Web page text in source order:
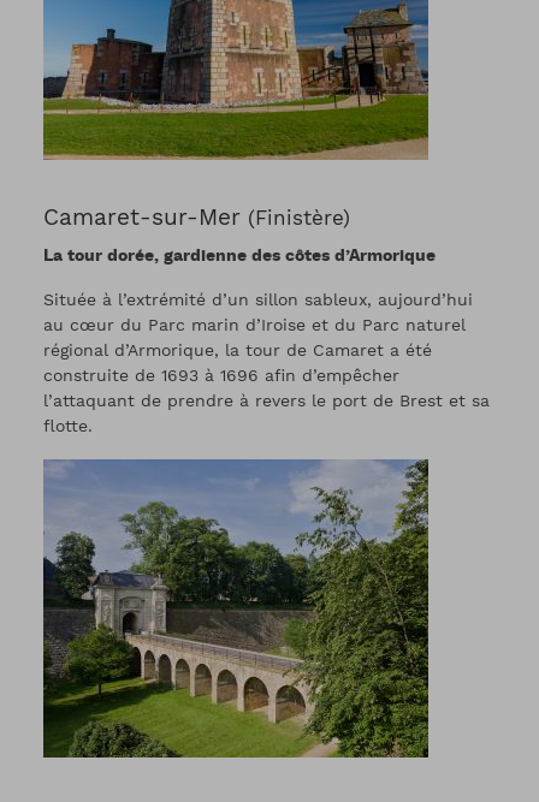
Camaret-sur-Mer (Finistère)
La tour dorée, gardienne des côtes d’Armorique
Située à l’extrémité d’un sillon sableux, aujourd’hui
au cœur du Parc marin d’Iroise et du Parc naturel
régional d’Armorique, la tour de Camaret a été
construite de 1693 à 1696 afin d’empêcher
l’attaquant de prendre à revers le port de Brest et sa
flotte.